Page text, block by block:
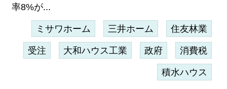
率8%が...
ミサワホーム 三井ホーム 住友林業
受注 大和ハウス工業 政府 消費税
積水ハウス